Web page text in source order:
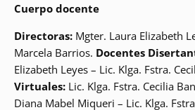
Cuerpo docente
Directoras: Mgter. Laura Elizabeth
Marcela Barrios. Docentes
Elizabeth Leyes – Lic. Klga. Fstra.
Virtuales: Lic. Klga. Fstra. Cecilia
Diana Mabel Miqueri – Lic. Klga.